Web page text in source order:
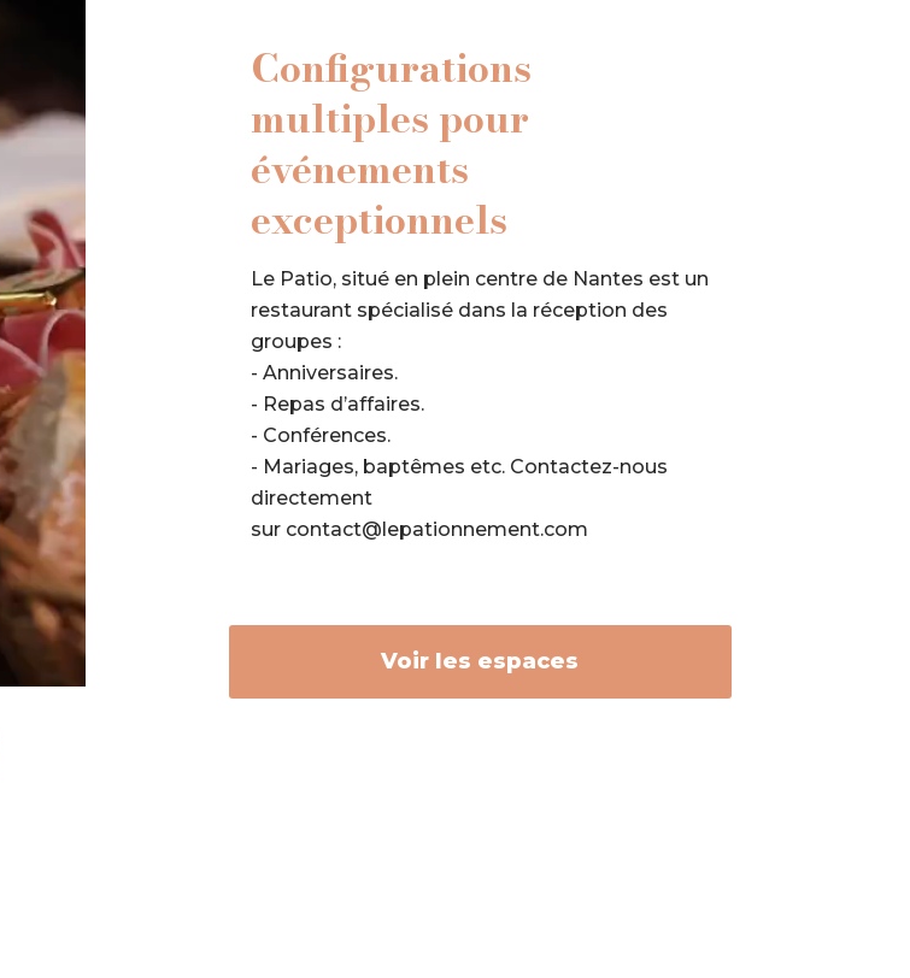
Configurations
multiples pour
événements
exceptionnels
Le Patio, situé en plein centre de Nantes est un
restaurant spécialisé dans la réception des
groupes :
- Anniversaires.
- Repas d’affaires.
- Conférences.
- Mariages, baptêmes etc. Contactez-nous
directement
sur contact@lepationnement.com
Voir les espaces